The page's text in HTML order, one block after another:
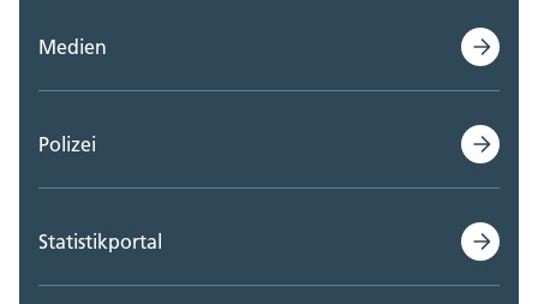
Medien
Polizei
Statistikportal